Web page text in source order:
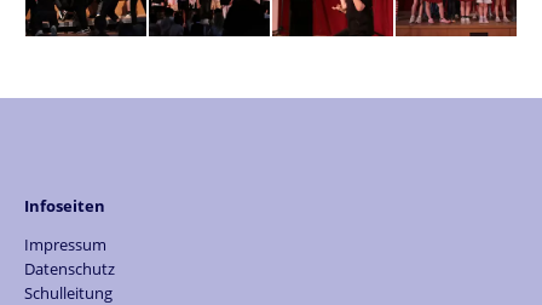
Infoseiten
Impressum
Datenschutz
Schulleitung